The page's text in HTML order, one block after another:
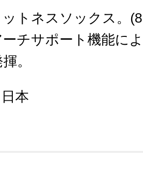
トネスソックス。
チサポート機能に
。
日本